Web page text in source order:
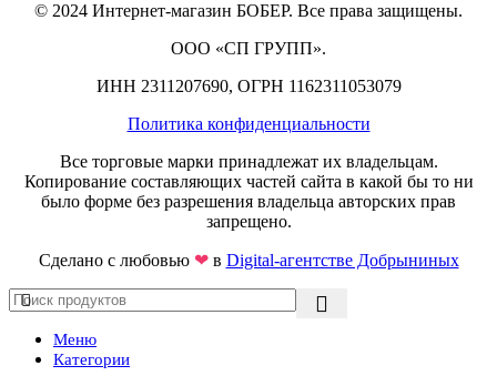
© 2024 Интернет-магазин БОБЕР. Все права защищены.
ООО «СП ГРУПП».
ИНН 2311207690, ОГРН 1162311053079
Политика конфиденциальности
Все торговые марки принадлежат их владельцам.
Копирование составляющих частей сайта в какой бы то ни
было форме без разрешения владельца авторских прав
запрещено.
Сделано с любовью ❤в Digital-агентстве Добрыниных
Меню
Категории